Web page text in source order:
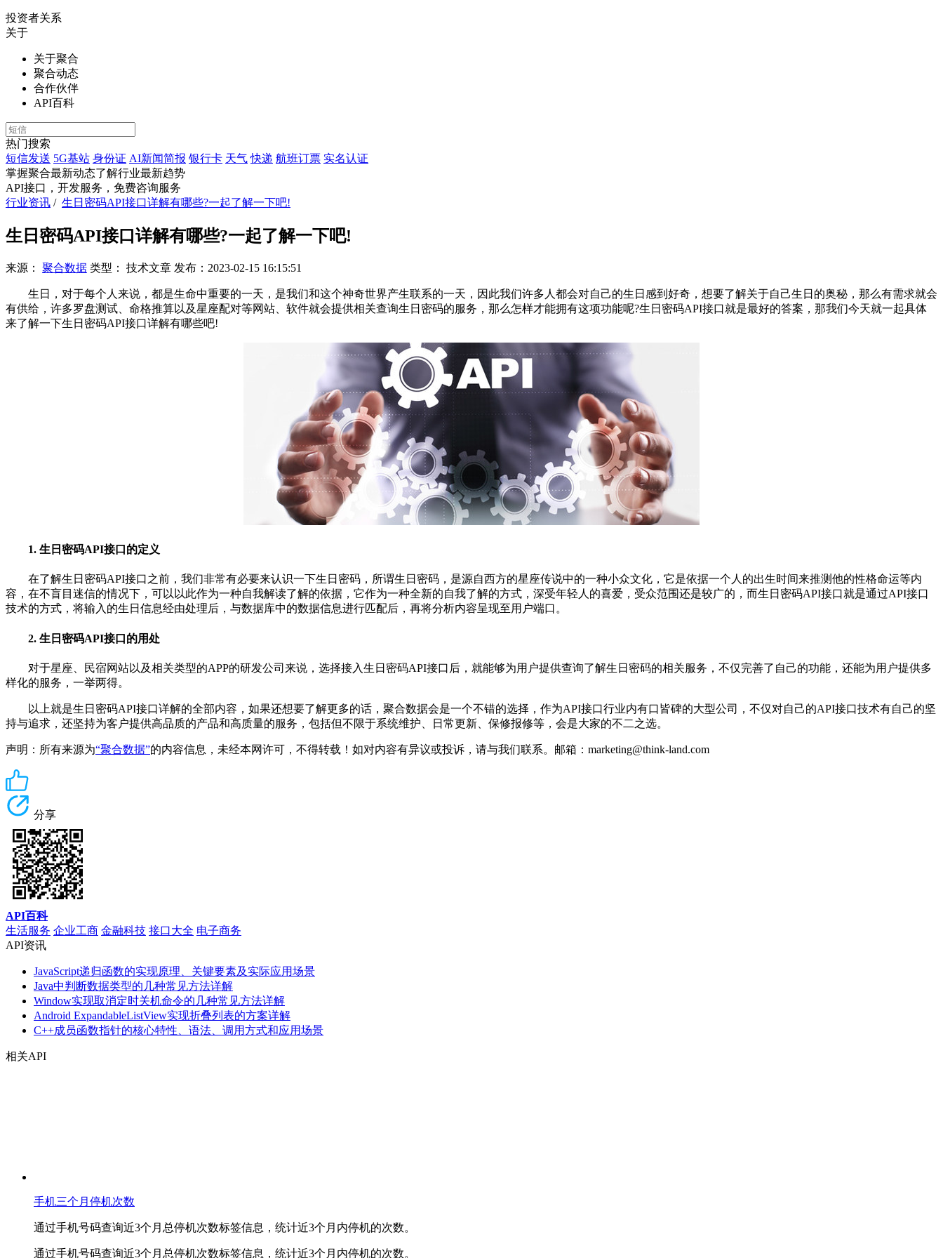
投资者关系
关于
关于聚合
聚合动态
合作伙伴
API百科
热门搜索
短信发送 5G基站 身份证 AI新闻简报 银行卡 天气 快递 航班订票 实名认证
掌握聚合最新动态了解行业最新趋势
API接口，开发服务，免费咨询服务
行业资讯 / 生日密码API接口详解有哪些?一起了解一下吧!
生日密码API接口详解有哪些?一起了解一下吧!
来源： 聚合数据 类型： 技术文章 发布： 2023-02-15 16:15:51
生日，对于每个人来说，都是生命中重要的一天，是我们和这个神奇世界产生联系的一天，因此我们许多人都会对自己的生日感到好奇，想要了解关于自己生日的奥秘，那么有需求就会
有供给，许多罗盘测试、命格推算以及星座配对等网站、软件就会提供相关查询生日密码的服务，那么怎样才能拥有这项功能呢?生日密码API接口就是最好的答案，那我们今天就一起具体
来了解一下生日密码API接口详解有哪些吧!
1. 生日密码API接口的定义
在了解生日密码API接口之前，我们非常有必要来认识一下生日密码，所谓生日密码，是源自西方的星座传说中的一种小众文化，它是依据一个人的出生时间来推测他的性格命运等内
容，在不盲目迷信的情况下，可以以此作为一种自我解读了解的依据，它作为一种全新的自我了解的方式，深受年轻人的喜爱，受众范围还是较广的，而生日密码API接口就是通过API接口
技术的方式，将输入的生日信息经由处理后，与数据库中的数据信息进行匹配后，再将分析内容呈现至用户端口。
2. 生日密码API接口的用处
对于星座、民宿网站以及相关类型的APP的研发公司来说，选择接入生日密码API接口后，就能够为用户提供查询了解生日密码的相关服务，不仅完善了自己的功能，还能为用户提供多
样化的服务，一举两得。
以上就是生日密码API接口详解的全部内容，如果还想要了解更多的话，聚合数据会是一个不错的选择，作为API接口行业内有口皆碑的大型公司，不仅对自己的API接口技术有自己的坚
持与追求，还坚持为客户提供高品质的产品和高质量的服务，包括但不限于系统维护、日常更新、保修报修等，会是大家的不二之选。
声明：所有来源为“聚合数据”的内容信息，未经本网许可，不得转载！如对内容有异议或投诉，请与我们联系。邮箱：marketing@think-land.com
分享
API百科
生活服务 企业工商 金融科技 接口大全 电子商务
API资讯
JavaScript递归函数的实现原理、关键要素及实际应用场景
Java中判断数据类型的几种常见方法详解
Window实现取消定时关机命令的几种常见方法详解
Android ExpandableListView实现折叠列表的方案详解
C++成员函数指针的核心特性、语法、调用方式和应用场景
相关API
手机三个月停机次数
通过手机号码查询近3个月总停机次数标签信息，统计近3个月内停机的次数。
通过手机号码查询近3个月总停机次数标签信息，统计近3个月内停机的次数。